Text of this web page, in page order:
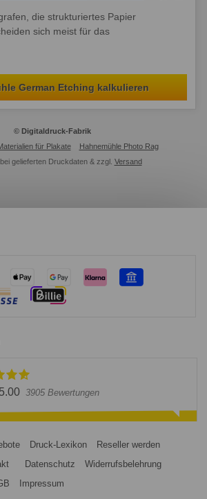
die strukturiertes Papier
sich meist für das
German Etching kalkulieren
© Digitaldruck-Fabrik
für Plakate
Hahnemühle Photo Rag
gelieferten Druckdaten & zzgl. Versand
5.00 3905 Bewertungen
Druck-Lexikon
Reseller werden
Datenschutz
Widerrufsbelehrung
Impressum